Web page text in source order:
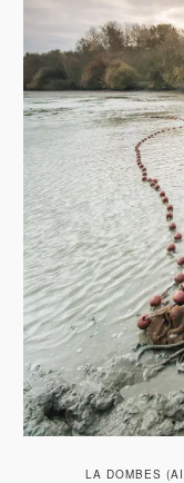
LA DOMBES